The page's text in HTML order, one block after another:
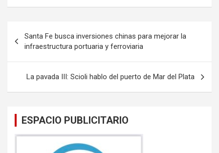
ce
o
o
k
tt
er
ail at
s
A
p
p
de
entradas
Santa Fe busca inversiones chinas para mejorar la
infraestructura portuaria y ferroviaria
La pavada III: Scioli hablo del puerto de Mar del Plata
ESPACIO PUBLICITARIO